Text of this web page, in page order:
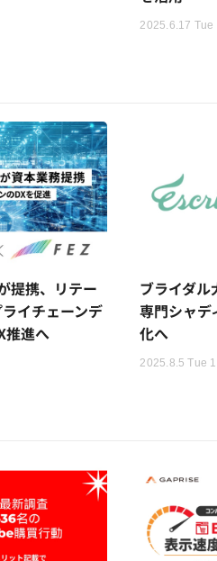
2025.6.17 Tue
提携、リテー
イチェーンデ
推進へ
ブライダル
専門シャ
化へ
2025.8.5 Tue